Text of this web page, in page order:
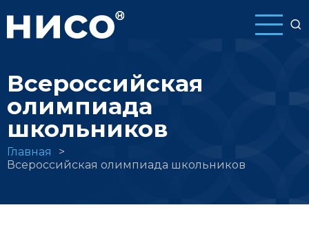
основному
Всероссийская
олимпиада
школьников
Строка
навигации
Главная
Всероссийская олимпиада школьников